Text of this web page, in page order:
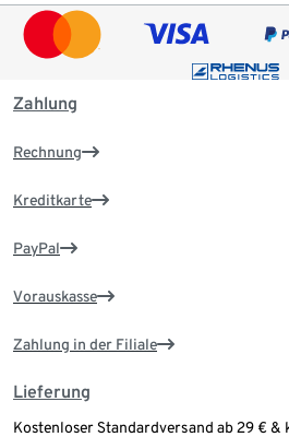
Zahlung
Rechnung
Kreditkarte
PayPal
Vorauskasse
Zahlung in der Filiale
Lieferung
Kostenloser Standardversand ab 29 € &